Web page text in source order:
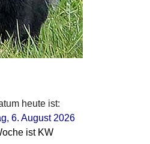
heute ist:
6. August 2026
ist KW